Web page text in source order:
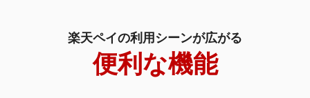
楽天ペイの利用シーンが広がる
便利な機能